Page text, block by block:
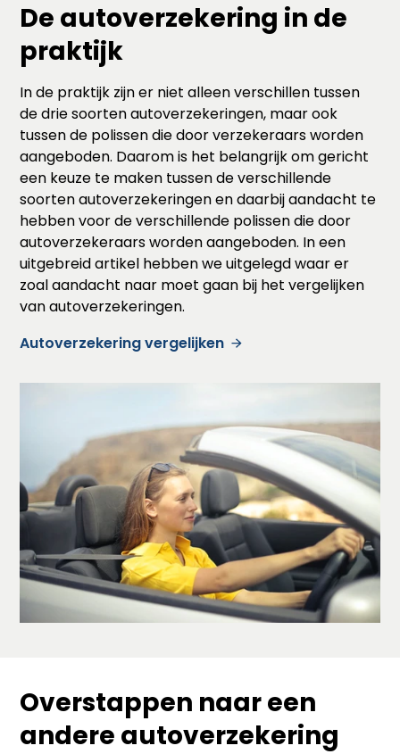
De autoverzekering in de
praktijk
In de praktijk zijn er niet alleen verschillen tussen
de drie soorten autoverzekeringen, maar ook
tussen de polissen die door verzekeraars worden
aangeboden. Daarom is het belangrijk om gericht
een keuze te maken tussen de verschillende
soorten autoverzekeringen en daarbij aandacht te
hebben voor de verschillende polissen die door
autoverzekeraars worden aangeboden. In een
uitgebreid artikel hebben we uitgelegd waar er
zoal aandacht naar moet gaan bij het vergelijken
van autoverzekeringen.
Autoverzekering vergelijken
Overstappen naar een
andere autoverzekering